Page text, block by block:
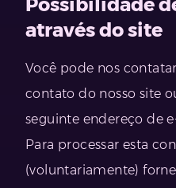
através do site
Você pode nos
contato do nosso site
seguinte endereço de
Para processar esta
(voluntariamente)